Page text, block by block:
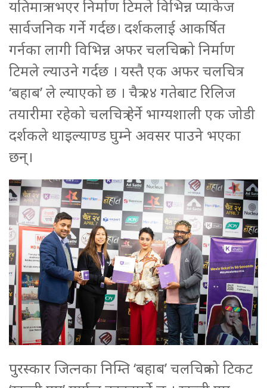
यतिमात्र नभएर निर्माण टिमले विभिन्न प्याकेज
सार्वजनिक गर्ने गर्दछ। दर्शकलाई आकर्षित
गर्नका लागी विभिन्न अफर चलचित्रको निर्माण
टिमले ल्याउने गर्दछ । यस्तै एक अफर चलचित्र
‘बहाब’ ले ल्याएको छ । चैत्र २४ गतेबाट रिलिज
तयारीमा रहेको चलचित्र हेर्ने भाग्यशाली एक जोडी
दर्शकले थाइल्याण्ड घुम्ने अवसर पाउने भएका
छन्।
पुरस्कार जित्नका निम्ति ‘बहाब’ चलचित्रको टिकट